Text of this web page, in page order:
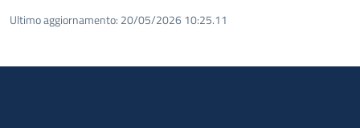
Ultimo aggiornamento: 20/05/2026 10:25.11